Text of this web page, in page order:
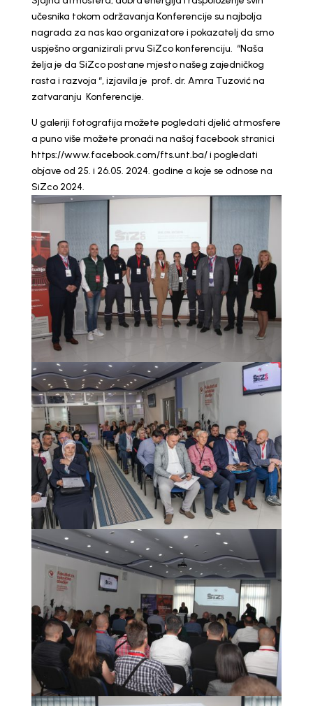
učesnika tokom održavanja Konferencije su najbolja
nagrada za nas kao organizatore i pokazatelj da smo
uspješno organizirali prvu SiZco konferenciju. “Naša
želja je da SiZco postane mjesto našeg zajedničkog
rasta i razvoja “, izjavila je prof. dr. Amra Tuzović na
zatvaranju Konferencije.
U galeriji fotografija možete pogledati djelić atmosfere
a puno više možete pronaći na našoj facebook stranici
https://www.facebook.com/fts.unt.ba/i pogledati
objave od 25. i 26.05. 2024. godine a koje se odnose na
SiZco 2024.